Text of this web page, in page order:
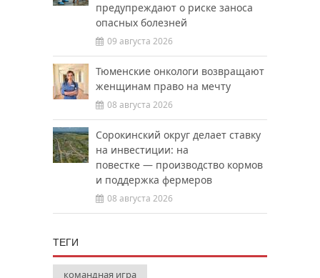
предупреждают о риске заноса
опасных болезней
09 августа 2026
Тюменские онкологи возвращают
женщинам право на мечту
08 августа 2026
Сорокинский округ делает ставку
на инвестиции: на
повестке — производство кормов
и поддержка фермеров
08 августа 2026
ТЕГИ
командная игра